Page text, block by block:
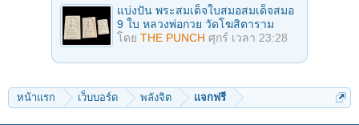
แบ่งปัน พระสมเด็จใบสมอสมเด็จสมอ
9 ใบ หลวงพ่อกวย วัดโฆสิตาราม
โดย THE PUNCH ศุกร์ เวลา 23:28
หน้าแรก เว็บบอร์ด พลังจิต แจกฟรี